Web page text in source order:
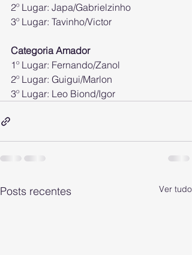
2º Lugar: Japa/Gabrielzinho
3º Lugar: Tavinho/Victor
Categoria Amador
1º Lugar: Fernando/Zanol
2º Lugar: Guigui/Marlon
3º Lugar: Leo Biond/Igor
Posts recentes Ver tudo